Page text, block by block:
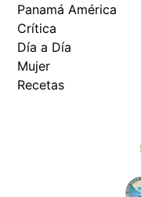
Panamá América
Crítica
Día a Día
Mujer
Recetas